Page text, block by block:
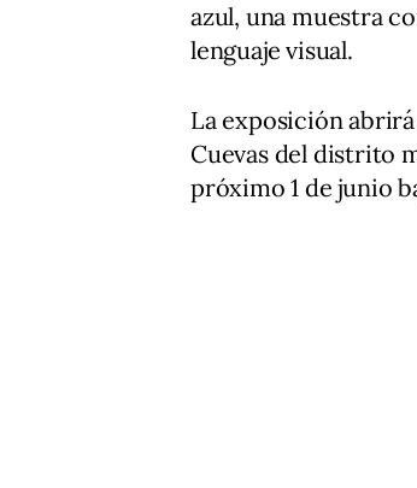
azul, una muestra
lenguaje visual.
La exposición abrirá
Cuevas del distrito
próximo 1 de junio